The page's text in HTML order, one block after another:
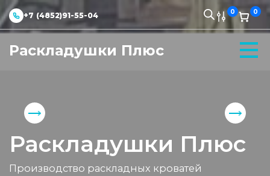
+7 (4852)91-55-04 0 0
Раскладушки Плюс
Раскладушки Плюс
Производство раскладных кроватей